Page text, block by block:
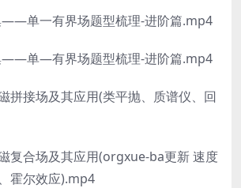
——单一有界场题型梳理-进阶篇.mp4
——单—有界场题型梳理-进阶篇.mp4
拼接场及其应用(类平抛、质谱仪、回
复合场及其应用(orgxue-ba更新 速度
霍尔效应).mp4